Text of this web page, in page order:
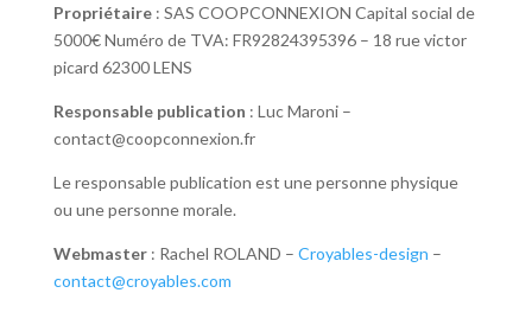
Propriétaire: SAS COOPCONNEXION Capital social de
5000€ Numéro de TVA: FR92824395396 – 18 rue victor
picard 62300 LENS
Responsable publication : Luc Maroni –
contact@coopconnexion.fr
Le responsable publication est une personne physique
ou une personne morale.
Webmaster: Rachel ROLAND – Croyables-design –
contact@croyables.com